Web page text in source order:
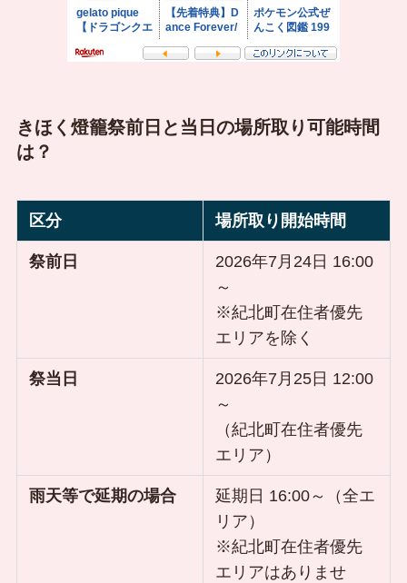
きほく燈籠祭前日と当日の場所取り可能時間
は？
区分 場所取り開始時間
祭前日
2026年7月24日 16:00
～
※紀北町在住者優先
エリアを除く
祭当日
2026年7月25日 12:00
～
（紀北町在住者優先
エリア）
雨天等で延期の場合
延期日 16:00～（全エ
リア）
※紀北町在住者優先
エリアはありませ